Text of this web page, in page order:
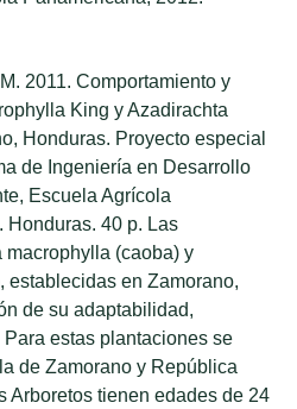
2011. Comportamiento y
King y Azadirachta
Honduras. Proyecto especial
de Ingeniería en Desarrollo
Escuela Agrícola
Honduras. 40 p. Las
(caoba) y
establecidas en Zamorano,
de su adaptabilidad,
estas plantaciones se
de Zamorano y República
Arboretos tienen edades de 24